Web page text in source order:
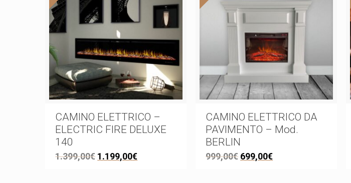
CAMINO ELETTRICO –
ELECTRIC FIRE DELUXE
140
1.399,00€ 1.199,00€
CAMINO ELETTRICO DA
PAVIMENTO – Mod.
BERLIN
999,00€ 699,00€